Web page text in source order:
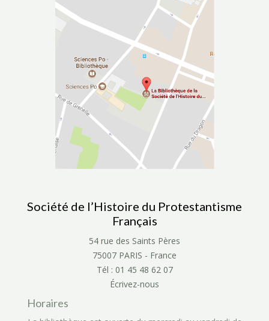
Société de l’Histoire du Protestantisme
Français
54 rue des Saints Pères
75007 PARIS - France
Tél : 01 45 48 62 07
Écrivez-nous
Horaires